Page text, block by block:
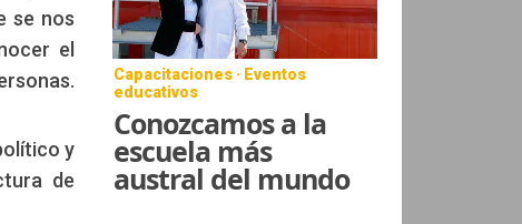
se nos
el
y
de
Capacitaciones · Eventos
educativos
Conozcamos a la
escuela más
austral del mundo